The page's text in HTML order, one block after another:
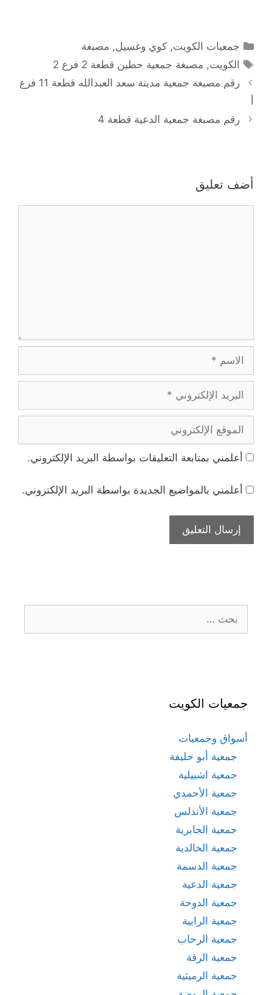
التصنيفات
جمعيات الكويت,كوي وغسيل, مصبغة
الوسوم
الكويت, مصبغة جمعية حطين قطعة 2 فرع 2
رقم مصبغة جمعية مدينة سعد العبدالله قطعة 11 فرع
أ
رقم مصبغة جمعية الدعية قطعة 4
أضف تعليق
الإلكتروني
الإلكتروني
أعلمني بمتابعة التعليقات بواسطة البريد الإلكتروني.
أعلمني بالمواضيع الجديدة بواسطة البريد الإلكتروني.
عن:
جمعيات الكويت
أسواق وجمعيات
جمعية أبو حليفة
جمعية اشبيلية
جمعية الأحمدي
جمعية الأندلس
جمعية الجابرية
جمعية الخالدية
جمعية الدسمة
جمعية الدعية
جمعية الدوحة
جمعية الرابية
جمعية الرحاب
جمعية الرقة
جمعية الرميثية